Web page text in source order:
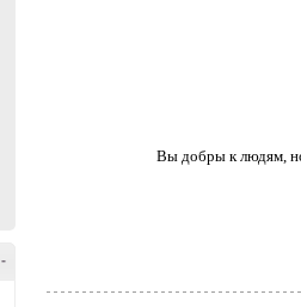
-
Вы добры к людям,